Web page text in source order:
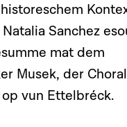
Sanchez
mat dem
Musek, der
vun Ettelbréck.